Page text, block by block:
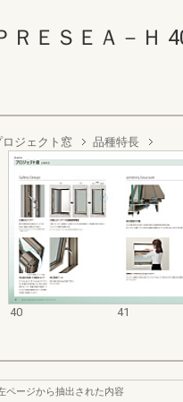
ＲＥＳＥＡ－Ｈ
ロジェクト窓 品種特長
40 41
ページから抽出された内容